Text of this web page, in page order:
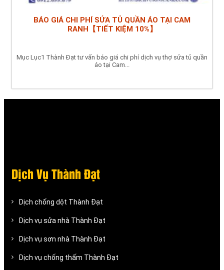
BÁO GIÁ CHI PHÍ SỬA TỦ QUẦN ÁO TẠI CAM
RANH【TIẾT KIỆM 10%】
Mục Lục1 Thành Đạt tư vấn báo giá chi phí dịch vụ thợ sửa tủ quần
áo tại Cam...
Dịch Vụ Thành Đạt
Dịch chống dột Thành Đạt
Dịch vụ sửa nhà Thành Đạt
Dịch vụ sơn nhà Thành Đạt
Dịch vụ chống thấm Thành Đạt